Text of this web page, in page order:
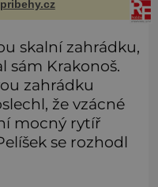
pomocnou ruku.
skalní zahrádku,
sám Krakonoš.
zahrádku
že vzácné
mocný rytíř
se rozhodl